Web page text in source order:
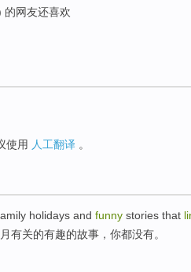
的网友还喜欢
使用 人工翻译 。
holidays and funny stories that
有关的有趣的故事 ， 你都没有。